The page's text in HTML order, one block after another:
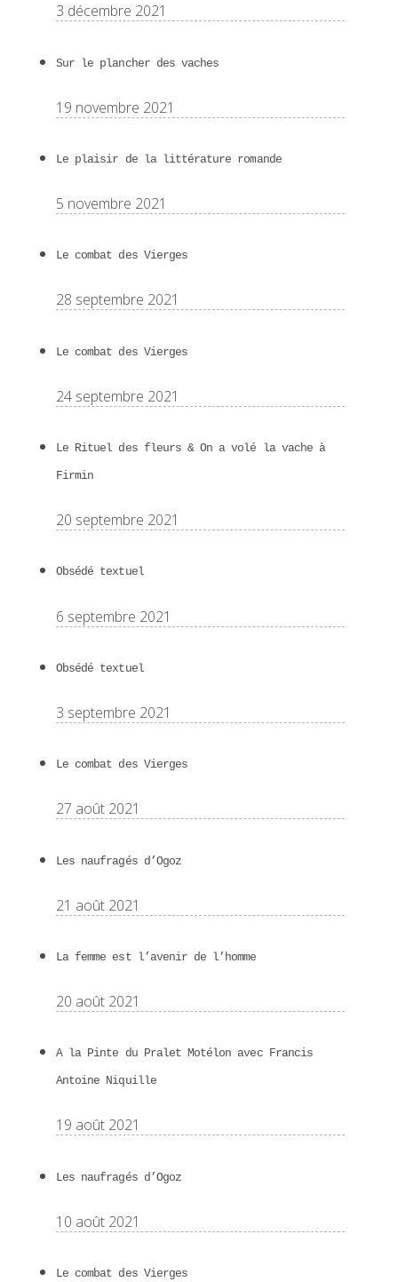
3 décembre 2021
Sur le plancher des vaches
19 novembre 2021
Le plaisir de la littérature romande
5 novembre 2021
Le combat des Vierges
28 septembre 2021
Le combat des Vierges
24 septembre 2021
Le Rituel des fleurs & On a volé la vache à
Firmin
20 septembre 2021
Obsédé textuel
6 septembre 2021
Obsédé textuel
3 septembre 2021
Le combat des Vierges
27 août 2021
Les naufragés d’Ogoz
21 août 2021
La femme est l’avenir de l’homme
20 août 2021
A la Pinte du Pralet Motélon avec Francis
Antoine Niquille
19 août 2021
Les naufragés d’Ogoz
10 août 2021
Le combat des Vierges